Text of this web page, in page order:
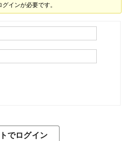
インが必要です。
でログイン